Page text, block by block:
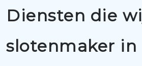
Diensten die
slotenmaker in